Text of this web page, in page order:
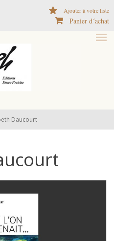
Ajouter à votre liste
Panier d´achat
Daucourt